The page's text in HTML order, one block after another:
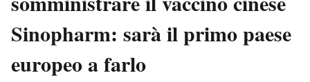
Politica
Tecnologia
Internet
Scienza
Consumismi
Storie/Idee
Ok Boomer!
Sinopharm: sarà il primo paese
europeo a farlo